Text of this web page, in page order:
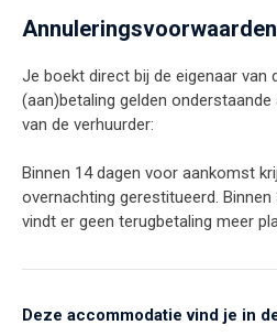
Annuleringsvoorwaarden
Je boekt direct bij de eigenaar van
(aan)betaling gelden
van de verhuurder:
Binnen 14 dagen voor aankomst
overnachting gerestitueerd.
vindt er geen terugbetaling meer
Deze accommodatie vind je in